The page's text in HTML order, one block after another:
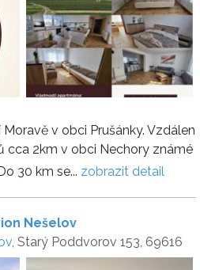
v obci Prušánky. Vzdálen
cca 2km v obci Nechory známé
30 km se... zobrazit detail
Nešelov
, Starý Poddvorov 153, 69616